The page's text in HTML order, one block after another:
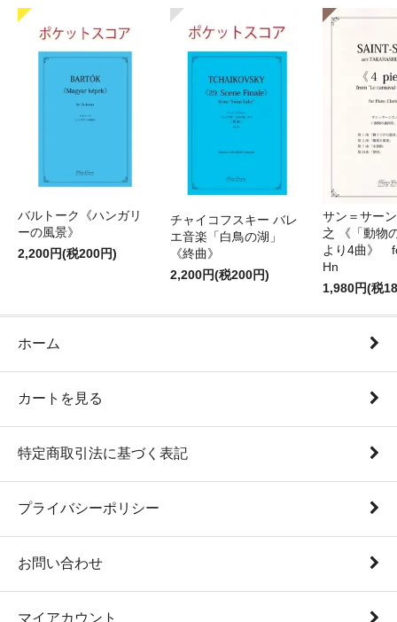
バルトーク《ハンガリ
ーの風景》
2,200円(税200円)
チャイコフスキー バレ
エ音楽「白鳥の湖」
《終曲》
2,200円(税200円)
サン＝サー
之 《「動物
より4曲》
Hn
1,980円(税
ホーム
カートを見る
特定商取引法に基づく表記
プライバシーポリシー
お問い合わせ
マイアカウント